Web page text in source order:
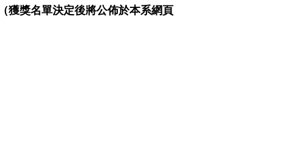
獲獎名單決定後將公佈於本系網頁